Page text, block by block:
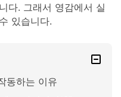
다. 그래서 영감에서 실
있습니다.
동하는 이유